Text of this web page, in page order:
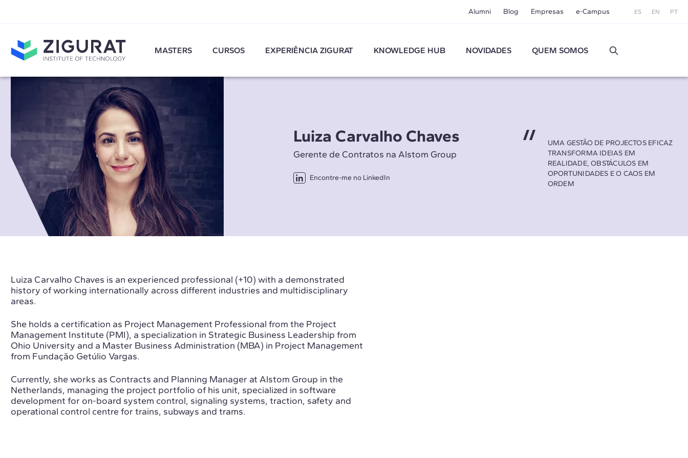
Alumni Blog Empresas e-Campus ES EN PT
MASTERS CURSOS EXPERIÊNCIA ZIGURAT KNOWLEDGE HUB NOVIDADES QUEM SOMOS
Luiza Carvalho Chaves
Gerente de Contratos na Alstom Group
Encontre-me no LinkedIn
UMA GESTÃO DE PROJECTOS EFICAZ
TRANSFORMA IDEIAS EM
REALIDADE, OBSTÁCULOS EM
OPORTUNIDADES E O CAOS EM
ORDEM
Luiza Carvalho Chaves is an experienced professional (+10) with a demonstrated
history of working internationally across different industries and multidisciplinary
areas.
She holds a certification as Project Management Professional from the Project
Management Institute (PMI), a specialization in Strategic Business Leadership from
Ohio University and a Master Business Administration (MBA) in Project Management
from Fundação Getúlio Vargas.
Currently, she works as Contracts and Planning Manager at Alstom Group in the
Netherlands, managing the project portfolio of his unit, specialized in software
development for on-board system control, signaling systems, traction, safety and
operational control centre for trains, subways and trams.